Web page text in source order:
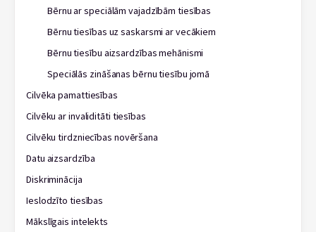
Bērnu ar speciālām vajadzībām tiesības
Bērnu tiesības uz saskarsmi ar vecākiem
Bērnu tiesību aizsardzības mehānismi
Speciālās zināšanas bērnu tiesību jomā
Cilvēka pamattiesības
Cilvēku ar invaliditāti tiesības
Cilvēku tirdzniecības novēršana
Datu aizsardzība
Diskriminācija
Ieslodzīto tiesības
Mākslīgais intelekts